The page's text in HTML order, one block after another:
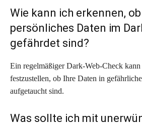
Wie kann ich erkennen,
persönliches Daten im
gefährdet sind?
Ein regelmäßiger Dark-Web-Check
festzustellen, ob Ihre Daten in
aufgetaucht sind.
Was sollte ich mit